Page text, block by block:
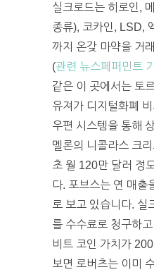
실크로드는 히로인,
종류), 코카인, LSD,
까지 온갖 마약을 거
(관련 뉴스페퍼민트
같은 이 곳에서는 토
유져가 디지털화폐
우편 시스템을 통해
멜론의 니콜라스 크
초 월 120만 달러 정
다. 포브스는 연 매출
로 보고 있습니다. 실
를 수수료로 청구하
비트 코인 가치가
보면 로버츠는 이미